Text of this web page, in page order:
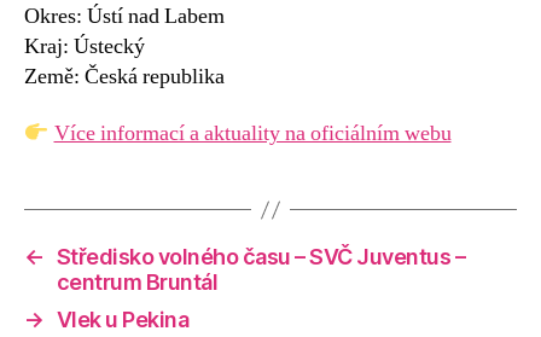
Okres: Ústí nad Labem
Kraj: Ústecký
Země: Česká republika
Více informací a aktuality na oficiálním webu
← Středisko volného času – SVČ Juventus –
centrum Bruntál
→ Vlek u Pekina